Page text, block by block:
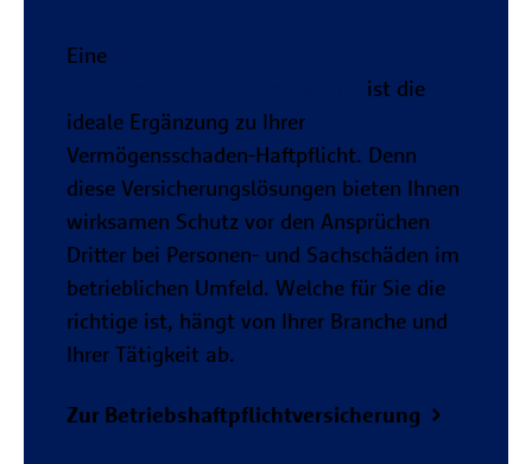
Eine
ist die
ideale Ergänzung zu Ihrer
Vermögensschaden-Haftpflicht. Denn
diese Versicherungslösungen bieten Ihnen
wirksamen Schutz vor den Ansprüchen
Dritter bei Personen- und Sachschäden im
betrieblichen Umfeld. Welche für Sie die
richtige ist, hängt von Ihrer Branche und
Ihrer Tätigkeit ab.
Zur Betriebshaftpflichtversicherung